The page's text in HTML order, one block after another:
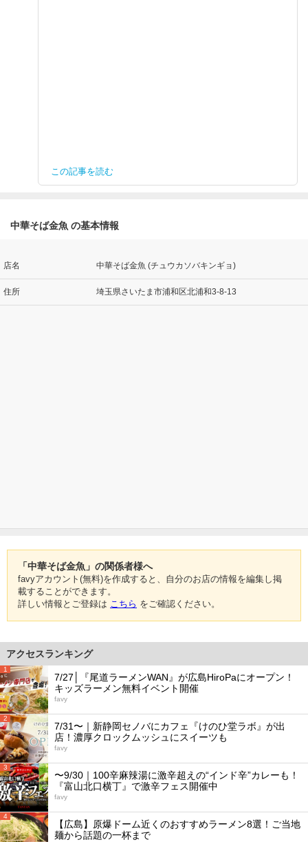
この記事を読む
中華そば金魚 の基本情報
店名 中華そば金魚 (チュウカソバキンギョ)
住所 埼玉県さいたま市浦和区北浦和3-8-13
「中華そば金魚」の関係者様へ
favyアカウント(無料)を作成すると、自分のお店の情報を編集し掲
載することができます。
詳しい情報とご登録は こちら をご確認ください。
アクセスランキング
1
7/27│『尾道ラーメンWAN』が広島HiroPaにオープン！
キッズラーメン無料イベント開催
favy
2
7/31〜｜新静岡セノバにカフェ『けのひ堂ラボ』が出
店！濃厚クロックムッシュにスイーツも
favy
3
〜9/30｜100辛麻辣湯に激辛超えの“インド辛”カレーも！
『富山北口横丁』で激辛フェス開催中
favy
4
【広島】原爆ドーム近くのおすすめラーメン8選！ご当地
麺から話題の一杯まで